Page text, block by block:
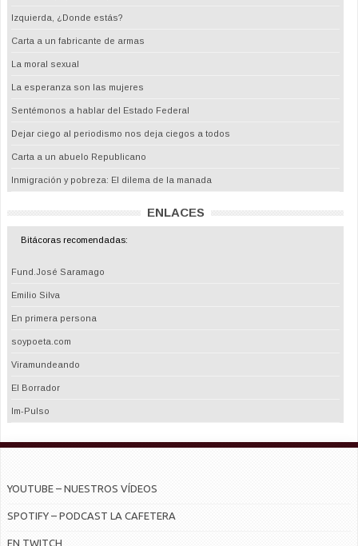
Izquierda, ¿Donde estás?
Carta a un fabricante de armas
La moral sexual
La esperanza son las mujeres
Sentémonos a hablar del Estado Federal
Dejar ciego al periodismo nos deja ciegos a todos
Carta a un abuelo Republicano
Inmigración y pobreza: El dilema de la manada
ENLACES
Bitácoras recomendadas:
Fund.José Saramago
Emilio Silva
En primera persona
soypoeta.com
Viramundeando
El Borrador
Im-Pulso
YOUTUBE – NUESTROS VÍDEOS
SPOTIFY – PODCAST LA CAFETERA
EN TWITCH